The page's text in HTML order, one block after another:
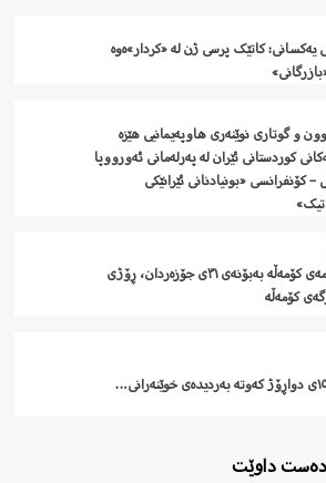
یەکسانی: کاتێک پرسی ژن لە «کردار»ەوە
و گوتاری نوێنەری هاوپەیمانیی هێزە
کوردستانی ئێران لە پەرلەمانی ئەورووپا
کۆنفرانسی «بونیادنانی ئێرانێکی
‍ بەیاننامەی کۆمەڵە بەبۆنەی ٣١ی جۆزەردان، ڕۆژی
کۆمەڵە
داوێت